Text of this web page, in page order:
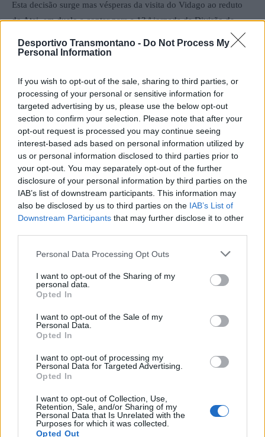
Desportivo Transmontano - Do Not Process My
Personal Information
If you wish to opt-out of the sale, sharing to third parties, or
processing of your personal or sensitive information for
targeted advertising by us, please use the below opt-out
section to confirm your selection. Please note that after your
opt-out request is processed you may continue seeing
interest-based ads based on personal information utilized by
us or personal information disclosed to third parties prior to
your opt-out. You may separately opt-out of the further
disclosure of your personal information by third parties on the
IAB’s list of downstream participants. This information may
also be disclosed by us to third parties on the IAB’s List of
Downstream Participants that may further disclose it to other
Personal Data Processing Opt Outs
I want to opt-out of the Sharing of my
personal data.
Opted In
I want to opt-out of the Sale of my
Personal Data.
Opted In
I want to opt-out of processing my
Personal Data for Targeted Advertising.
Opted In
I want to opt-out of Collection, Use,
Retention, Sale, and/or Sharing of my
Personal Data that Is Unrelated with the
Purposes for which it was collected.
Opted Out
Esta decisão surge mas vésperas da visita do Vidago ao reduto
do Atei, em duelo a contar para a 13.ª jornada da Divisão de
Artigo anterior
Marco Alves garante que GD
Chaves não vai em passeio na
visita ao Casa Pia
Próximo artigo
Últimas notícias